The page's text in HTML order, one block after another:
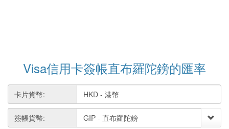
Visa信用卡簽帳直布羅陀鎊的匯率
卡片貨幣:
簽帳貨幣: